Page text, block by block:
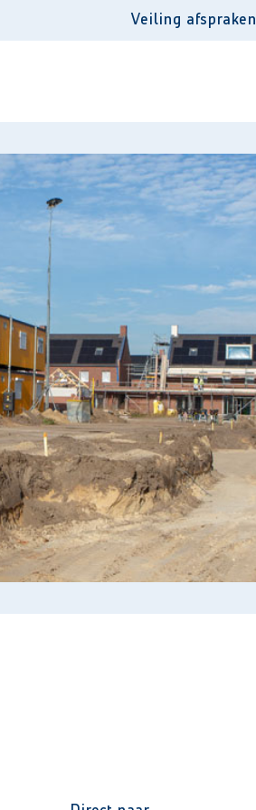
Veiling afspraken